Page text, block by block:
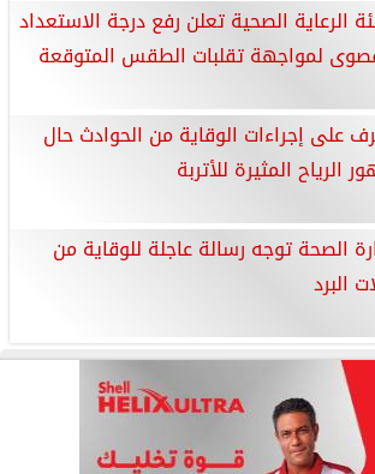
الرعاية الصحية تعلن رفع درجة الاستعداد
لمواجهة تقلبات الطقس المتوقعة
على إجراءات الوقاية من الحوادث حال
الرياح المثيرة للأتربة
الصحة توجه رسالة عاجلة للوقاية من
البرد